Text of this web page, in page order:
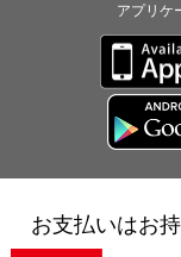
アプリケ
お支払いはお